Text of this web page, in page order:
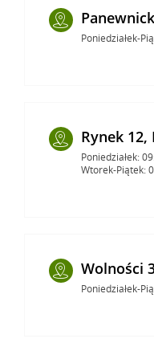
Poniedziałek-
Rynek
Poniedziałek:
Wtorek-Piątek:
Wolności
Poniedziałek-